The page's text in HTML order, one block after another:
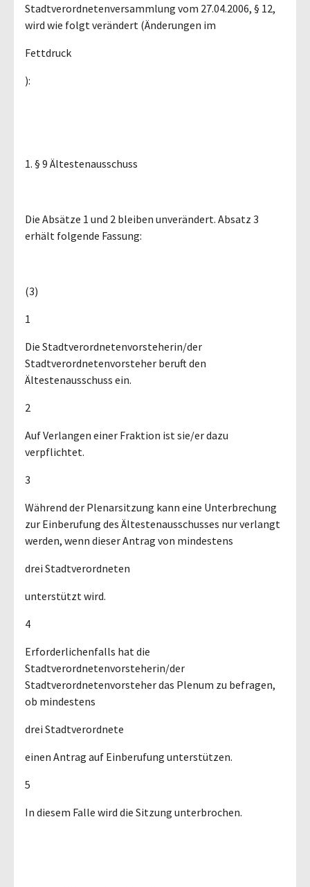
Stadtverordnetenversammlung vom 27.04.2006, § 12,
wird wie folgt verändert (Änderungen im
Fettdruck
):
1. § 9 Ältestenausschuss
Die Absätze 1 und 2 bleiben unverändert. Absatz 3
erhält folgende Fassung:
(3)
1
Die Stadtverordnetenvorsteherin/der
Stadtverordnetenvorsteher beruft den
Ältestenausschuss ein.
2
Auf Verlangen einer Fraktion ist sie/er dazu
verpflichtet.
3
Während der Plenarsitzung kann eine Unterbrechung
zur Einberufung des Ältestenausschusses nur verlangt
werden, wenn dieser Antrag von mindestens
drei Stadtverordneten
unterstützt wird.
4
Erforderlichenfalls hat die
Stadtverordnetenvorsteherin/der
Stadtverordnetenvorsteher das Plenum zu befragen,
ob mindestens
drei Stadtverordnete
einen Antrag auf Einberufung unterstützen.
5
In diesem Falle wird die Sitzung unterbrochen.